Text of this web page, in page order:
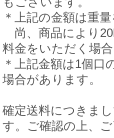
＊上記の金額は重
尚、商品により
料金をいただく場
＊上記金額は1個
場合があります。
確定送料につきま
す。ご確認の上、